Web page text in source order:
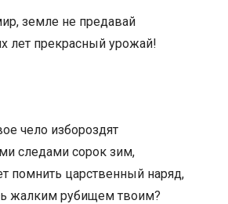
не предавай
урожай!
избороздят
сорок зим,
царственный наряд,
рубищем твоим?